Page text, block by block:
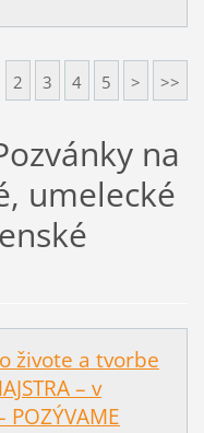
2 3 4 5 > >>
na
umelecké
živote a tvorbe
– v